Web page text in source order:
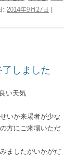
: 2014年9月27日
しました
い天気
いか来場者が少な
方にご来場いただ
ましたがいかがだ